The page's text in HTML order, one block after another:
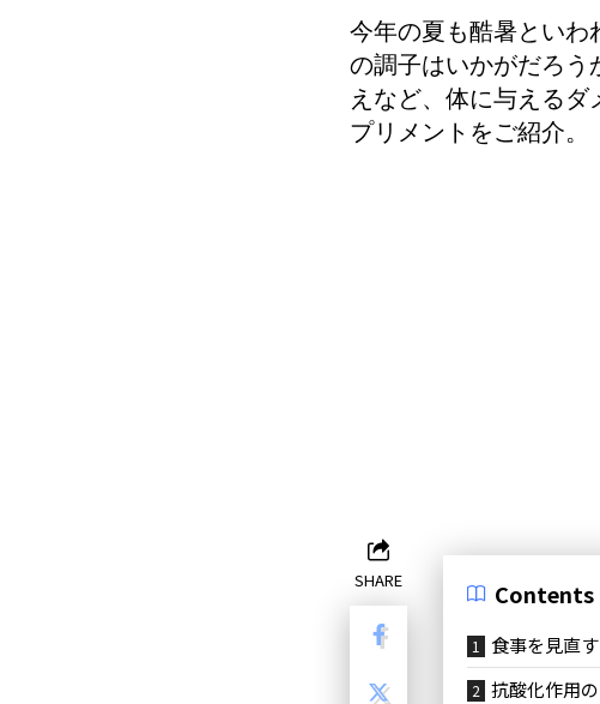
今年の夏も酷暑とい
の調子はいかがだろう
えなど、体に与える
プリメントをご紹介。
SHARE Contents
食事を見直す
抗酸化作用